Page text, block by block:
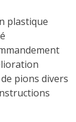
plastique
pions divers